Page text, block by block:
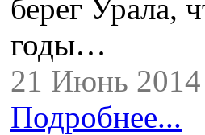
берег Урала,
годы…
21 Июнь 2014
Подробнее...